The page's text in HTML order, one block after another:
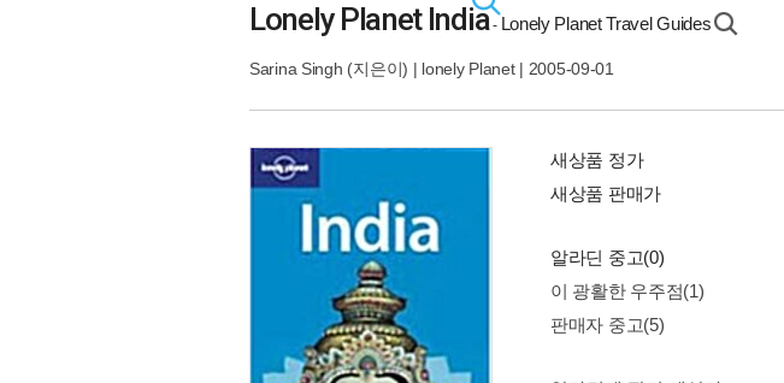
Lonely Planet India- Lonely Planet Travel Guides
Sarina Singh (지은이) | lonely Planet| 2005-09-01
새상품 정가
새상품 판매가
알라딘 중고(0)
이 광활한 우주점(1)
판매자 중고(5)